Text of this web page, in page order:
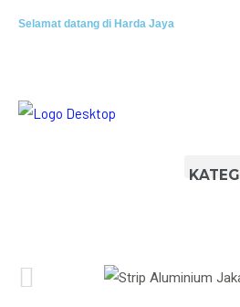
Selamat datang di Harda Jaya